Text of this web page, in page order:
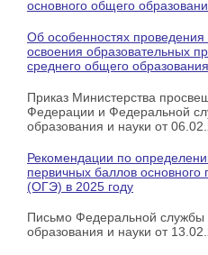
основного общего
Об особенностях
освоения образовательных
среднего общего
Приказ Министерства
Федерации и Федеральной
образования и науки от
Рекомендации по
первичных баллов основного
(ОГЭ) в 2025 году
Письмо Федеральной службы
образования и науки от